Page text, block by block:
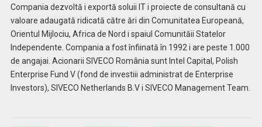
Compania dezvoltă i exportă soluii IT i proiecte de consultană cu
valoare adaugată ridicată către ări din Comunitatea Europeană,
Orientul Mijlociu, Africa de Nord i spaiul Comunităii Statelor
Independente. Compania a fost înfiinată în 1992 i are peste 1.000
de angajai. Acionarii SIVECO România sunt Intel Capital, Polish
Enterprise Fund V (fond de investiii administrat de Enterprise
Investors), SIVECO Netherlands B.V i SIVECO Management Team.